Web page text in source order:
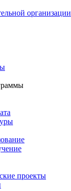
организации
проекты